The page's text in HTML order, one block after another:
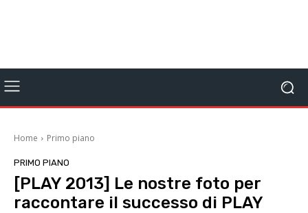
Home Primo piano
PRIMO PIANO
[PLAY 2013] Le nostre foto per
raccontare il successo di PLAY